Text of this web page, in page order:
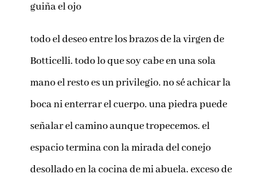
guiña el ojo
todo el deseo entre los brazos de la virgen de
Botticelli. todo lo que soy cabe en una sola
mano el resto es un privilegio. no sé achicar la
boca ni enterrar el cuerpo. una piedra puede
señalar el camino aunque tropecemos. el
espacio termina con la mirada del conejo
desollado en la cocina de mi abuela. exceso de